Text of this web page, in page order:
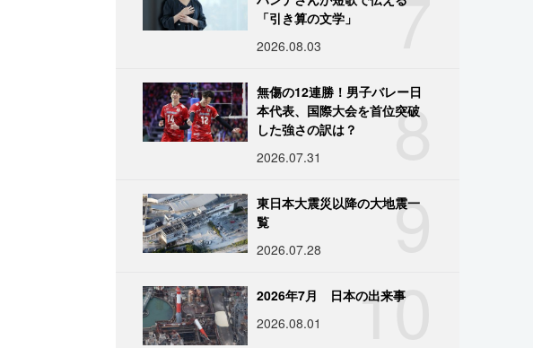
「引き算の文学」
2026.08.03
8
無傷の12連勝！男子バレー日
本代表、国際大会を首位突破
した強さの訳は？
2026.07.31
9
東日本大震災以降の大地震一
覧
2026.07.28
10
2026年7月 日本の出来事
2026.08.01